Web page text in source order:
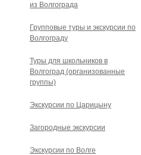
из Волгограда
Групповые туры и экскурсии по
Волгограду
Туры для школьников в
Волгоград (организованные
группы)
Экскурсии по Царицыну
Загородные экскурсии
Экскурсии по Волге